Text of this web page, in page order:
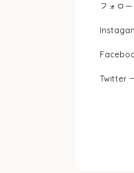
フォロ